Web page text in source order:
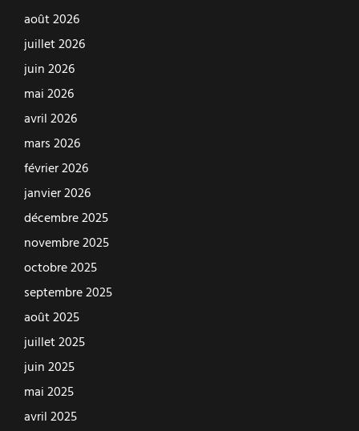
août 2026
juillet 2026
juin 2026
mai 2026
avril 2026
mars 2026
février 2026
janvier 2026
décembre 2025
novembre 2025
octobre 2025
septembre 2025
août 2025
juillet 2025
juin 2025
mai 2025
avril 2025